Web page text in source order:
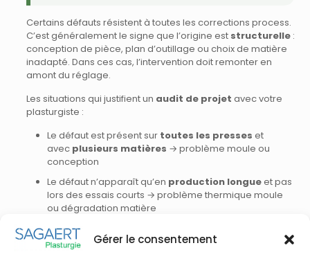
Gérer le consentement
Certains défauts résistent à toutes les corrections process.
C’est généralement le signe que l’origine est structurelle :
conception de pièce, plan d’outillage ou choix de matière
inadapté. Dans ces cas, l’intervention doit remonter en
amont du réglage.
Les situations qui justifient un audit de projet avec votre
plasturgiste :
Le défaut est présent sur toutes les presses et
avec plusieurs matières → problème moule ou
conception
Le défaut n’apparaît qu’en production longueet pas
lors des essais courts → problème thermique moule
ou dégradation matière
Le défaut se déplace selon les
multi-empreintes → problème d’équilibrage des
canaux